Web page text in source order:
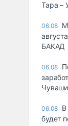
Тара –
06.08
БАКАД
06.08
06.08 В
будет